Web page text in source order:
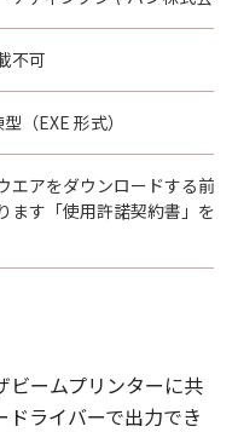
不可
（EXE 形式）
エアをダウンロードする前
ます「使用許諾契約書」を
ビームプリンターに共
ライバーで出力でき